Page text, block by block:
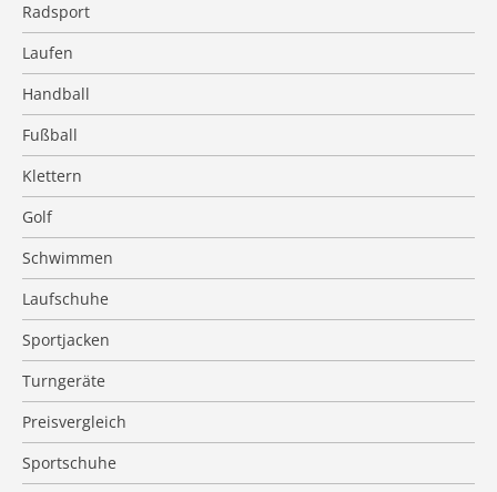
Radsport
Laufen
Handball
Fußball
Klettern
Golf
Schwimmen
Laufschuhe
Sportjacken
Turngeräte
Preisvergleich
Sportschuhe